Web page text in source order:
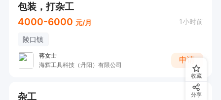
包装，打杂工
4000-6000 元/月 1小时前
陵口镇
蒋女士
海辉工具科技（丹阳）有限公司
申请
杂工
收藏
分享